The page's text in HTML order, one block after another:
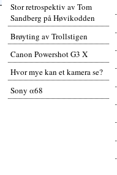
Stor retrospektiv av Tom
Sandberg på Høvikodden
Brøyting av Trollstigen
Canon Powershot G3 X
Hvor mye kan et kamera se?
Sony α68